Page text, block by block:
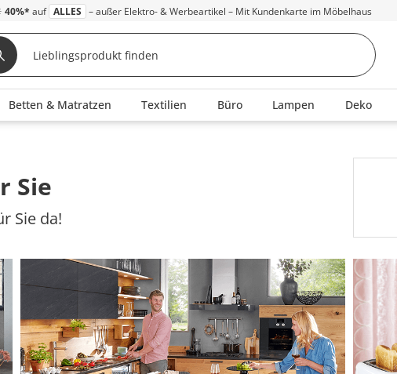
40%* auf ALLES – außer Elektro- & Werbeartikel – Mit Kundenkarte im Möbelhaus
Betten & Matratzen Textilien Büro Lampen Deko
Sie
Sie da!